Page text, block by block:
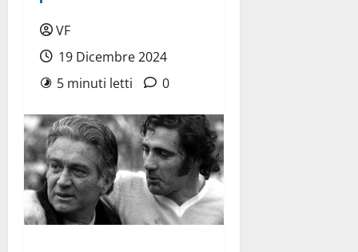
VF
19 Dicembre 2024
5 minuti letti
0